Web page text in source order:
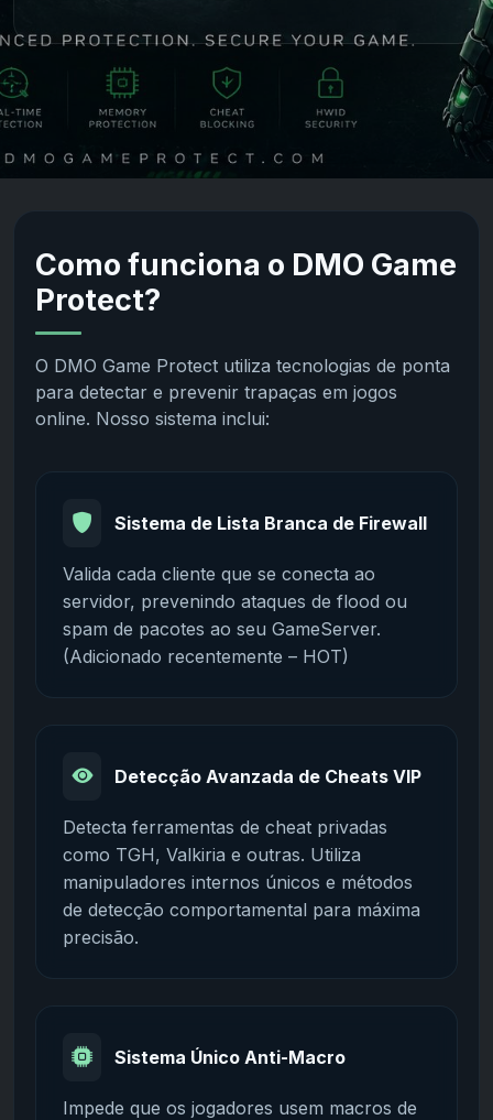
Como funciona o DMO Game
Protect?
O DMO Game Protect utiliza tecnologias de ponta
para detectar e prevenir trapaças em jogos
online. Nosso sistema inclui:
Sistema de Lista Branca de Firewall
Valida cada cliente que se conecta ao
servidor, prevenindo ataques de flood ou
spam de pacotes ao seu GameServer.
(Adicionado recentemente – HOT)
Detecção Avanzada de Cheats VIP
Detecta ferramentas de cheat privadas
como TGH, Valkiria e outras. Utiliza
manipuladores internos únicos e métodos
de detecção comportamental para máxima
precisão.
Sistema Único Anti-Macro
Impede que os jogadores usem macros de